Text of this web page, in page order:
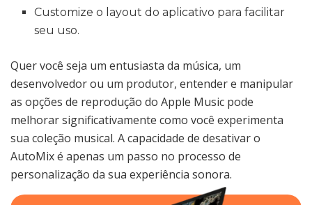
Customize o layout do aplicativo para facilitar
seu uso.
Quer você seja um entusiasta da música, um
desenvolvedor ou um produtor, entender e manipular
as opções de reprodução do Apple Music pode
melhorar significativamente como você experimenta
sua coleção musical. A capacidade de desativar o
AutoMix é apenas um passo no processo de
personalização da sua experiência sonora.